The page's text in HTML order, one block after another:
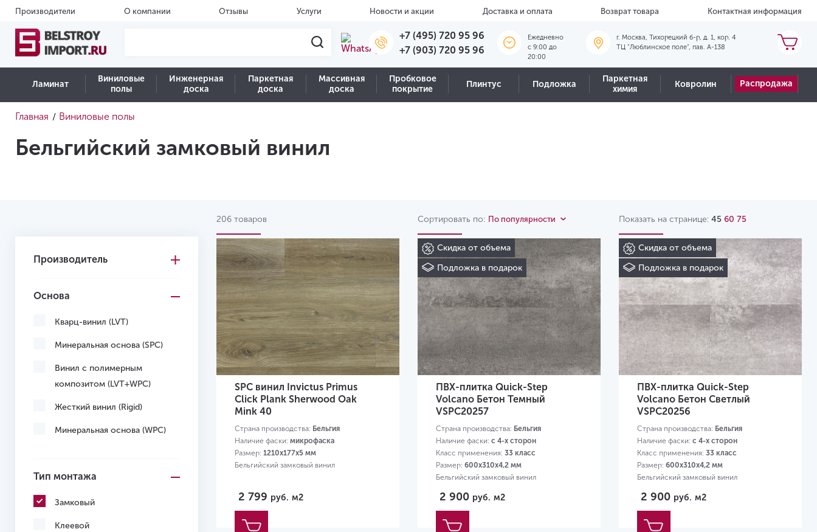
Производители О компании Отзывы Услуги Новости и акции Доставка и оплата Возврат товара Контактная информация
+7 (495) 720 95 96
+7 (903) 720 95 96
Ежедневно
c 9:00 до
20:00
г. Москва, Тихорецкий б-р, д. 1, кор. 4
ТЦ "Люблинское поле", пав. А-138
Ламинат
Виниловые
полы
Инженерная
доска
Паркетная
доска
Массивная
доска
Пробковое
покрытие
Плинтус Подложка
Паркетная
химия
Ковролин Распродажа
Главная / Виниловые полы
Бельгийский замковый винил
206 товаров Сортировать по: По популярности Показать на странице: 45 60 75
Производитель
Основа
Кварц-винил (LVT)
Минеральная основа (SPC)
Винил с полимерным
композитом (LVT+WPC)
Жесткий винил (Rigid)
Минеральная основа (WPC)
Тип монтажа
Замковый
Клеевой
SPC винил Invictus Primus
Click Plank Sherwood Oak
Mink 40
Страна производства: Бельгия
Наличие фаски: микрофаска
Размер: 1210х177х5 мм
Бельгийский замковый винил
2 799 руб. м2
Скидка от объема
Подложка в подарок
ПВХ-плитка Quick-Step
Volcano Бетон Темный
VSPC20257
Страна производства: Бельгия
Наличие фаски: с 4-х сторон
Класс применения: 33 класс
Размер: 600х310х4,2 мм
Бельгийский замковый винил
2 900 руб. м2
Скидка от объема
Подложка в подарок
ПВХ-плитка Quick-Step
Volcano Бетон Светлый
VSPC20256
Страна производства: Бельгия
Наличие фаски: с 4-х сторон
Класс применения: 33 класс
Размер: 600х310х4,2 мм
Бельгийский замковый винил
2 900 руб. м2